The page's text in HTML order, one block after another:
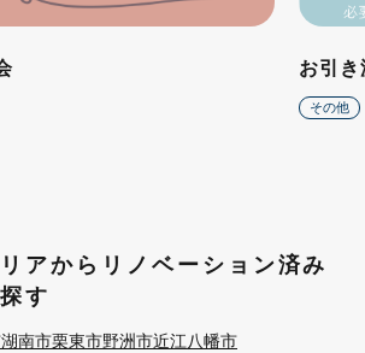
お引
その他
アからリノベーション済み
す
湖南市栗東市野洲市近江八幡市